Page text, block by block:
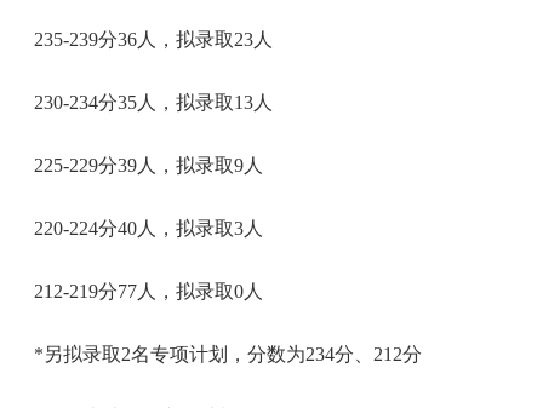
235-239分36人，拟录取23人
230-234分35人，拟录取13人
225-229分39人，拟录取9人
220-224分40人，拟录取3人
212-219分77人，拟录取0人
*另拟录取2名专项计划，分数为234分、212分